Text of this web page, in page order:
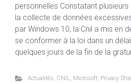
personnelles Constatant
la collecte de données
par Windows 10, la Cnil a mis en
se conformer à la loi dans un
quelques jours de la fin de la
Actualités, CNIL, Microsoft, Privacy